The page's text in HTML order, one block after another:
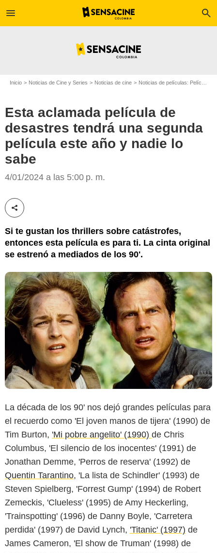
menu search
Inicio Noticias de Cine y Series Noticias de cine Noticias de películas: Película - ¿Sabías que...?
Esta aclamada película de
desastres tendrá una segunda
película este año y nadie lo
sabe
4/01/2024 a las 5:00 p. m.
Compartir esta noticia
Si te gustan los thrillers sobre catástrofes,
entonces esta película es para ti. La cinta original
se estrenó a mediados de los 90'.
La década de los 90' nos dejó grandes películas para
el recuerdo como 'El joven manos de tijera' (1990) de
Tim Burton, 'Mi pobre angelito' (1990) de Chris
Columbus, 'El silencio de los inocentes' (1991) de
Jonathan Demme, 'Perros de reserva' (1992) de
Quentin Tarantino, 'La lista de Schindler' (1993) de
Steven Spielberg, 'Forrest Gump' (1994) de Robert
Zemeckis, 'Clueless' (1995) de Amy Heckerling,
'Trainspotting' (1996) de Danny Boyle, 'Carretera
perdida' (1997) de David Lynch, 'Titanic' (1997) de
James Cameron, 'El show de Truman' (1998) de